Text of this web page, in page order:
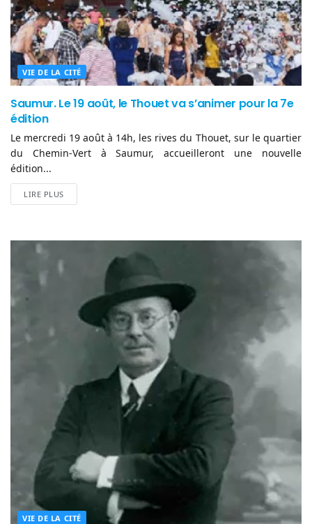
VIE DE LA CITÉ
Saumur. Le 19 août, le Thouet va s’animer pour la 7e
édition
Le mercredi 19 août à 14h, les rives du Thouet, sur le quartier
du Chemin-Vert à Saumur, accueilleront une nouvelle
édition...
LIRE PLUS
VIE DE LA CITÉ